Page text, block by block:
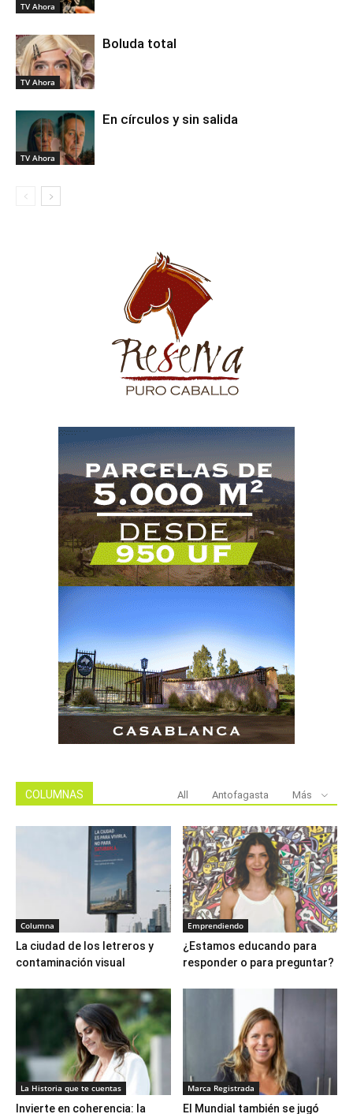
TV Ahora
TV Ahora
Boluda total
TV Ahora
En círculos y sin salida
COLUMNAS All Antofagasta Más
Columna
La ciudad de los letreros y
contaminación visual
Emprendiendo
¿Estamos educando para
responder o para preguntar?
La Historia que te cuentas
Invierte en coherencia: la
Marca Registrada
El Mundial también se jugó